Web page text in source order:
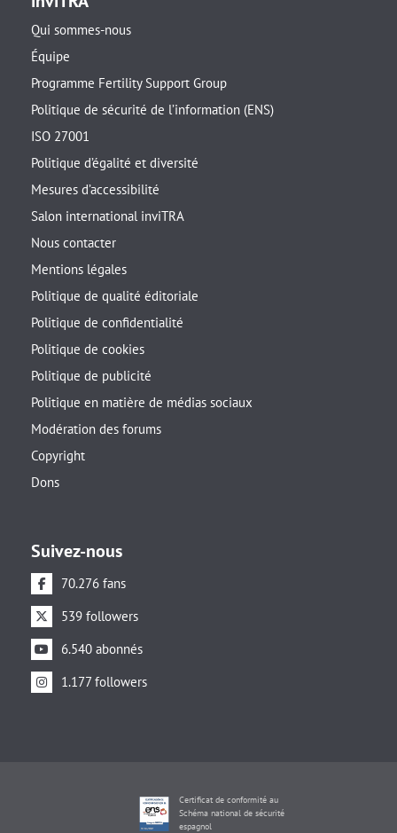
Qui sommes-nous
Équipe
Programme Fertility Support Group
Politique de sécurité de l’information (ENS)
ISO 27001
Politique d’égalité et diversité
Mesures d’accessibilité
Salon international inviTRA
Nous contacter
Mentions légales
Politique de qualité éditoriale
Politique de confidentialité
Politique de cookies
Politique de publicité
Politique en matière de médias sociaux
Modération des forums
Copyright
Dons
Suivez-nous
70.276 fans
539 followers
6.540 abonnés
1.177 followers
Certificat de conformité au
Schéma national de sécurité
espagnol